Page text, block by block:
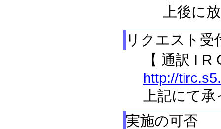
上後に
リクエスト受
【 通訳 I R
http://
上記にて
実施の可否